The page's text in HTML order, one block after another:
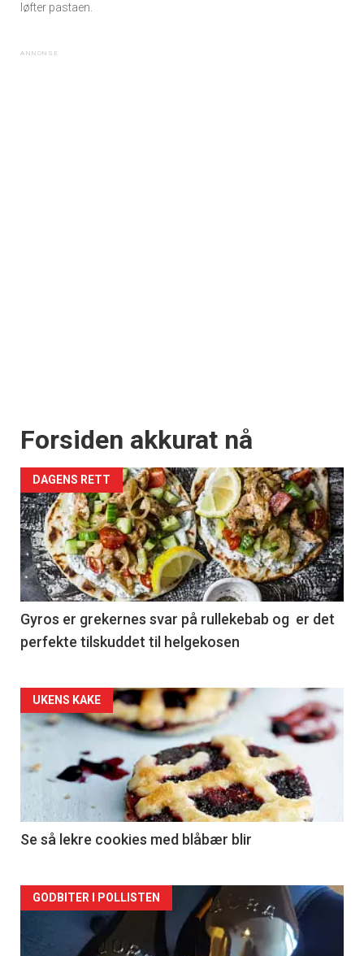
løfter pastaen.
Forsiden akkurat nå
DAGENS RETT
Gyros er grekernes svar på rullekebab og er det
perfekte tilskuddet til helgekosen
Forsiden
akkurat
nå
2
UKENS KAKE
Se så lekre cookies med blåbær blir
Forsiden
akkurat
GODBITER I POLLISTEN